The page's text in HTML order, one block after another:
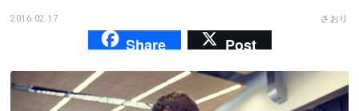
マッチングアプリ
あるある
2016.02.17 さおり
Share Post